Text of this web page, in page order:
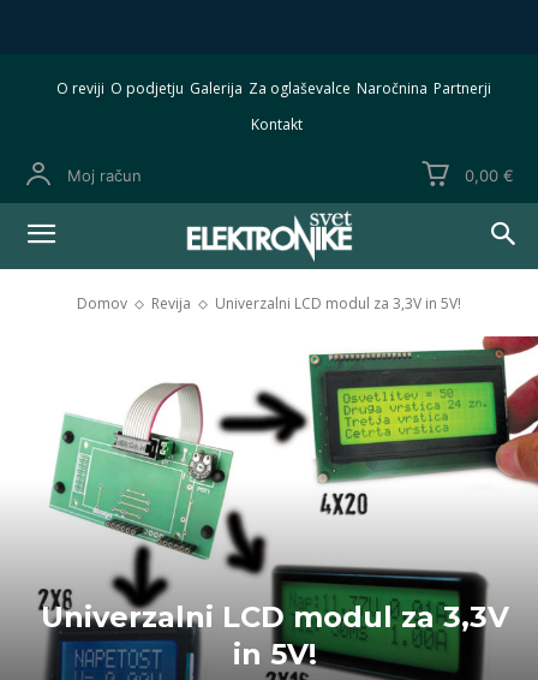
O reviji O podjetju Galerija Za oglaševalce Naročnina Partnerji
Kontakt
Moj račun 0,00 €
Domov Revija Univerzalni LCD modul za 3,3V in 5V!
Univerzalni LCD modul za 3,3V
in 5V!